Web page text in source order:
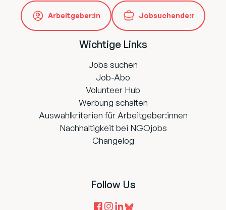
Arbeitgeber:in Jobsuchende:r
Wichtige Links
Jobs suchen
Job-Abo
Volunteer Hub
Werbung schalten
Auswahlkriterien für Arbeitgeber:innen
Nachhaltigkeit bei NGOjobs
Changelog
Follow Us